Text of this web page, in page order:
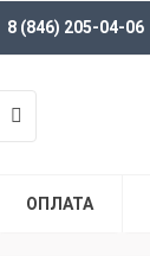
8 (846) 205-04-06
ОПЛАТА